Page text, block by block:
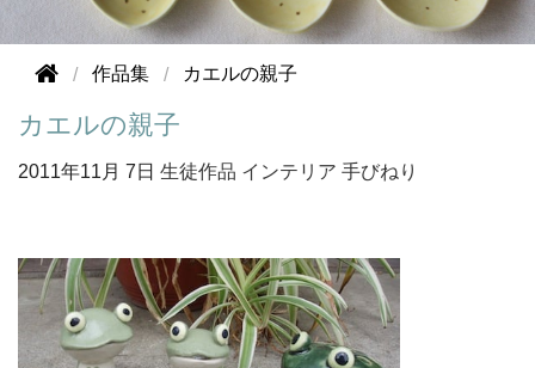
作品集 カエルの親子
カエルの親子
2011年11月 7日 生徒作品 インテリア 手びねり